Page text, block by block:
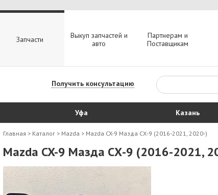
Запчасти
Выкуп запчастей и
авто
Партнерам и
Поставщикам
Получить консультацию
Уфа Казань
Главная > Каталог > Mazda > Mazda CX-9 Мазда СХ-9 (2016-2021, 2020-)
Mazda CX-9 Мазда СХ-9 (2016-2021,